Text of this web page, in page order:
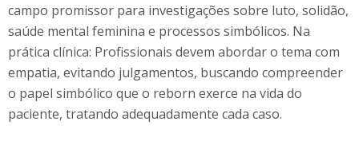
campo promissor para investigações sobre luto, solidão,
saúde mental feminina e processos simbólicos. Na
prática clínica: Profissionais devem abordar o tema com
empatia, evitando julgamentos, buscando compreender
o papel simbólico que o reborn exerce na vida do
paciente, tratando adequadamente cada caso.